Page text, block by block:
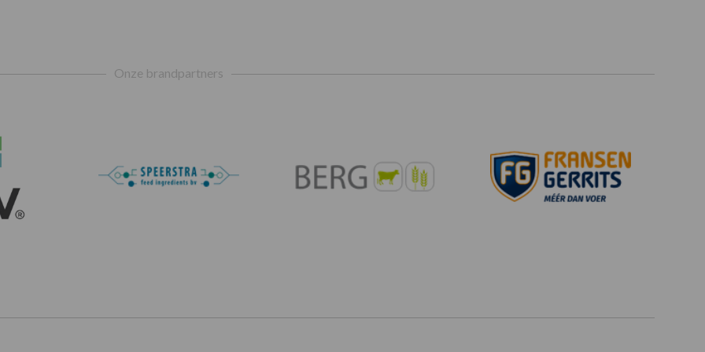
Onze brandpartners